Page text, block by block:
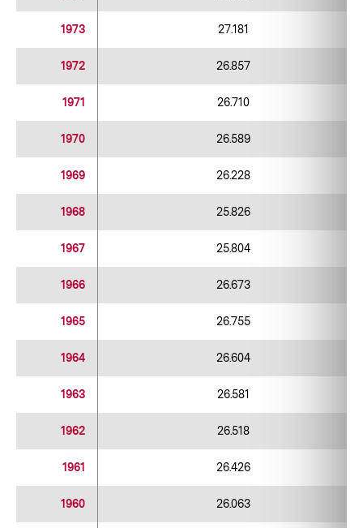
1973 27.181
1972 26.857
1971 26.710
1970 26.589
1969 26.228
1968 25.826
1967 25.804
1966 26.673
1965 26.755
1964 26.604
1963 26.581
1962 26.518
1961 26.426
1960 26.063